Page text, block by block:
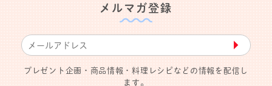
メルマガ登録
▶︎
プレゼント企画・商品情報・料理レシピなどの情報を配信し
ます。